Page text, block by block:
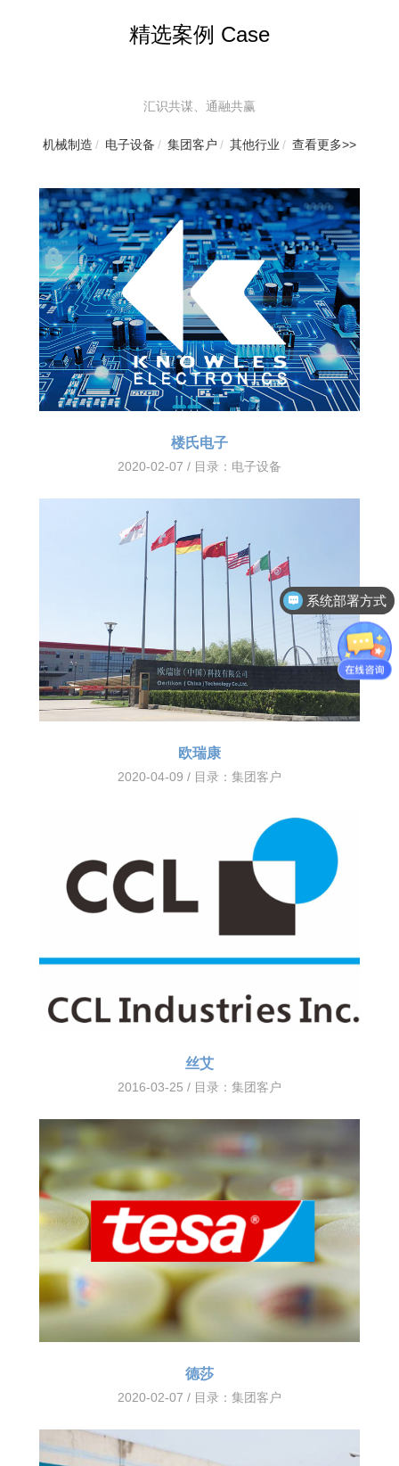
精选案例 Case
汇识共谋、通融共赢
机械制造 / 电子设备 / 集团客户 / 其他行业 / 查看更多>>
楼氏电子
2020-02-07 / 目录： 电子设备
欧瑞康
2020-04-09 / 目录： 集团客户
丝艾
2016-03-25 / 目录： 集团客户
德莎
2020-02-07 / 目录： 集团客户
系统部署方式
客户案例分享